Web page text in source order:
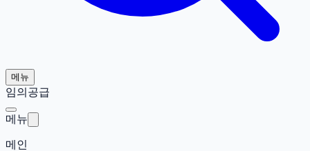
메뉴
임의공급
메뉴
메인